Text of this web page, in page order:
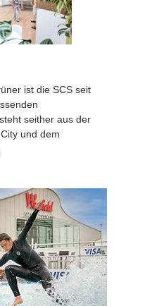
ist die SCS seit
seither aus der
und dem